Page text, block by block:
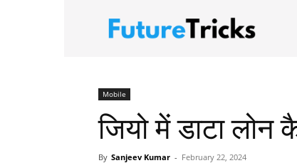
Mobile
जियो में डाटा
By Sanjeev Kumar - February 22, 2024